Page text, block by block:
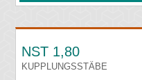
NST 1,80
KUPPLUNGSSTÄBE